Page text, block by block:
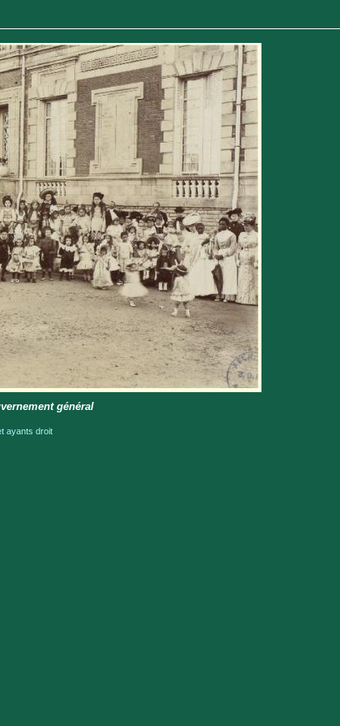
général
ayants droit